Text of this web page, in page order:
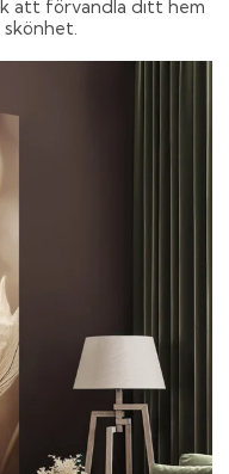
att förvandla ditt hem
skönhet.